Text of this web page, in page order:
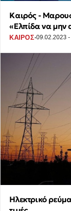
Καιρός -
«Ελπίδα να μην
ΚΑΙΡΟΣ·09.02.2023 -
Ηλεκτρικό